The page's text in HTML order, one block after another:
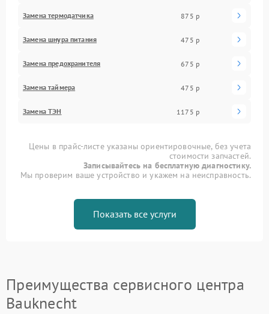
Замена термодатчика 875 р
Замена шнура питания 475 р
Замена предохранителя 675 р
Замена таймера 475 р
Замена ТЭН 1175 р
Цены в прайс-листе указаны ориентировочные, без учета
стоимости запчастей.
Записывайтесь на бесплатную диагностику.
Мы проверим ваше устройство и укажем на неисправность.
Показать все услуги
Преимущества сервисного центра
Bauknecht